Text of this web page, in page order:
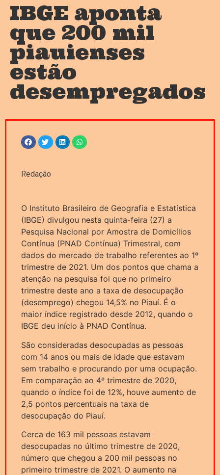
IBGE aponta
que 200 mil
piauienses
estão
desempregados
Redação
O Instituto Brasileiro de Geografia e Estatística
(IBGE) divulgou nesta quinta-feira (27) a
Pesquisa Nacional por Amostra de Domicílios
Contínua (PNAD Contínua) Trimestral, com
dados do mercado de trabalho referentes ao 1º
trimestre de 2021. Um dos pontos que chama a
atenção na pesquisa foi que no primeiro
trimestre deste ano a taxa de desocupação
(desemprego) chegou 14,5% no Piauí. É o
maior índice registrado desde 2012, quando o
IBGE deu início à PNAD Contínua.
São consideradas desocupadas as pessoas
com 14 anos ou mais de idade que estavam
sem trabalho e procurando por uma ocupação.
Em comparação ao 4º trimestre de 2020,
quando o índice foi de 12%, houve aumento de
2,5 pontos percentuais na taxa de
desocupação do Piauí.
Cerca de 163 mil pessoas estavam
desocupadas no último trimestre de 2020,
número que chegou a 200 mil pessoas no
primeiro trimestre de 2021. O aumento na